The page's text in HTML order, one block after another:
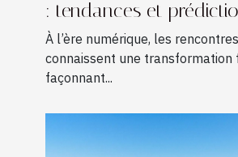
: tendances et
2030
À l’ère numérique, les
connaissent une transformation
façonnant...